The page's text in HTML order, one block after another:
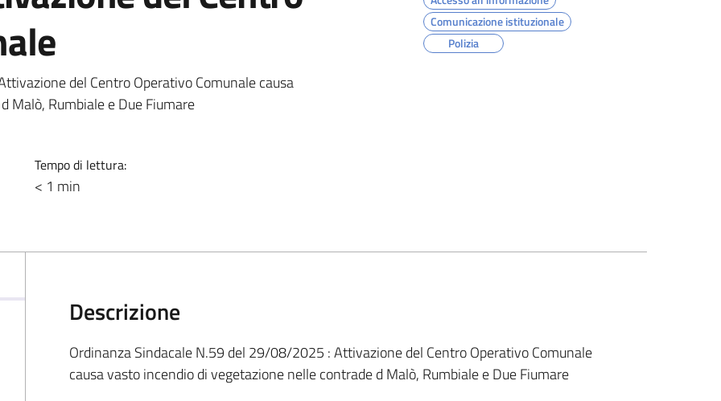
del Centro Operativo Comunale causa
Malò, Rumbiale e Due Fiumare
Tempo di lettura:
< 1 min
Comunicazione istituzionale
Polizia
Descrizione
Ordinanza Sindacale N.59 del 29/08/2025 : Attivazione del Centro Operativo Comunale
causa vasto incendio di vegetazione nelle contrade d Malò, Rumbiale e Due Fiumare